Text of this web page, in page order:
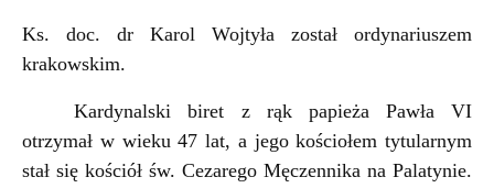
Ks. doc. dr Karol Wojtyła został ordynariuszem
krakowskim.
Kardynalski biret z rąk papieża Pawła VI
otrzymał w wieku 47 lat, a jego kościołem tytularnym
stał się kościół św. Cezarego Męczennika na Palatynie.